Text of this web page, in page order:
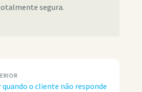
segura.
quando o cliente não responde